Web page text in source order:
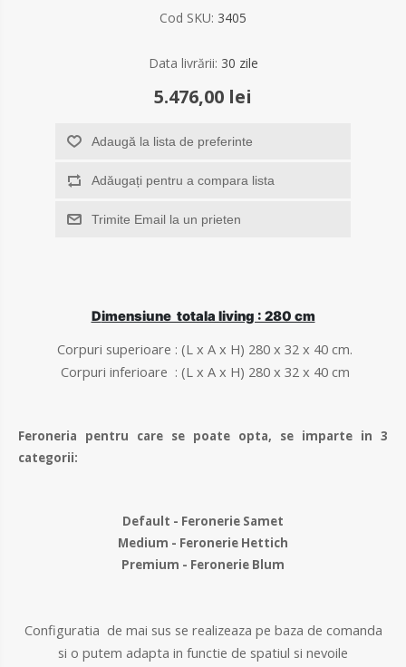
Cod SKU: 3405
Data livrării: 30 zile
5.476,00 lei
Adaugă la lista de preferinte
Adăugați pentru a compara lista
Trimite Email la un prieten
Dimensiune totala living : 280 cm
Corpuri superioare : (L x A x H) 280 x 32 x 40 cm.
Corpuri inferioare : (L x A x H) 280 x 32 x 40 cm
Feroneria pentru care se poate opta, se imparte in 3
categorii:
Default - Feronerie Samet
Medium - Feronerie Hettich
Premium - Feronerie Blum
Configuratia de mai sus se realizeaza pe baza de comanda
si o putem adapta in functie de spatiul si nevoile